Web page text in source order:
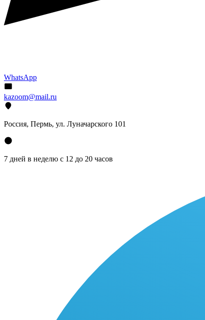
WhatsApp
kazoom@mail.ru
Россия, Пермь, ул. Луначарского 101
7 дней в неделю с 12 до 20 часов